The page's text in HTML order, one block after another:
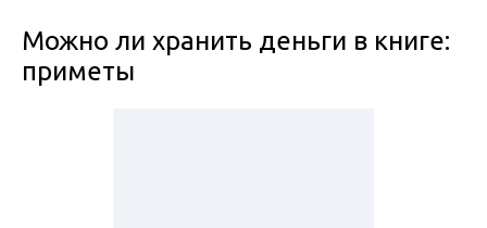
Можно ли хранить деньги в книге:
приметы